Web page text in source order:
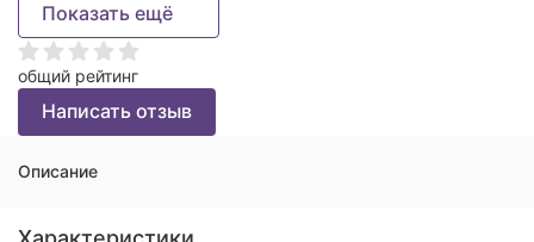
Показать ещё
общий рейтинг
Написать отзыв
Описание